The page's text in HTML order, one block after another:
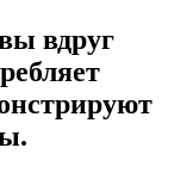
вдруг